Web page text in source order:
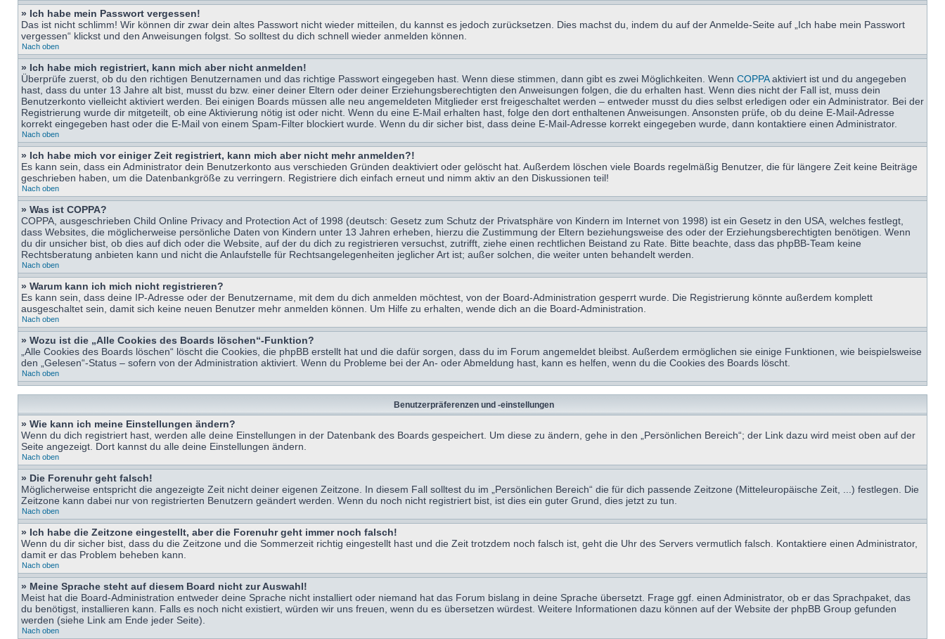
» Ich habe mein Passwort vergessen!
Das ist nicht schlimm! Wir können dir zwar dein altes Passwort nicht wieder mitteilen, du kannst es jedoch zurücksetzen. Dies machst du, indem du auf der Anmelde-Seite auf „Ich habe mein Passwort
vergessen“ klickst und den Anweisungen folgst. So solltest du dich schnell wieder anmelden können.
Nach oben
» Ich habe mich registriert, kann mich aber nicht anmelden!
Überprüfe zuerst, ob du den richtigen Benutzernamen und das richtige Passwort eingegeben hast. Wenn diese stimmen, dann gibt es zwei Möglichkeiten. Wenn COPPAaktiviert ist und du angegeben
hast, dass du unter 13 Jahre alt bist, musst du bzw. einer deiner Eltern oder deiner Erziehungsberechtigten den Anweisungen folgen, die du erhalten hast. Wenn dies nicht der Fall ist, muss dein
Benutzerkonto vielleicht aktiviert werden. Bei einigen Boards müssen alle neu angemeldeten Mitglieder erst freigeschaltet werden – entweder musst du dies selbst erledigen oder ein Administrator. Bei der
Registrierung wurde dir mitgeteilt, ob eine Aktivierung nötig ist oder nicht. Wenn du eine E-Mail erhalten hast, folge den dort enthaltenen Anweisungen. Ansonsten prüfe, ob du deine E-Mail-Adresse
korrekt eingegeben hast oder die E-Mail von einem Spam-Filter blockiert wurde. Wenn du dir sicher bist, dass deine E-Mail-Adresse korrekt eingegeben wurde, dann kontaktiere einen Administrator.
Nach oben
» Ich habe mich vor einiger Zeit registriert, kann mich aber nicht mehr anmelden?!
Es kann sein, dass ein Administrator dein Benutzerkonto aus verschieden Gründen deaktiviert oder gelöscht hat. Außerdem löschen viele Boards regelmäßig Benutzer, die für längere Zeit keine Beiträge
geschrieben haben, um die Datenbankgröße zu verringern. Registriere dich einfach erneut und nimm aktiv an den Diskussionen teil!
Nach oben
» Was ist COPPA?
COPPA, ausgeschrieben Child Online Privacy and Protection Act of 1998 (deutsch: Gesetz zum Schutz der Privatsphäre von Kindern im Internet von 1998) ist ein Gesetz in den USA, welches festlegt,
dass Websites, die möglicherweise persönliche Daten von Kindern unter 13 Jahren erheben, hierzu die Zustimmung der Eltern beziehungsweise des oder der Erziehungsberechtigten benötigen. Wenn
du dir unsicher bist, ob dies auf dich oder die Website, auf der du dich zu registrieren versuchst, zutrifft, ziehe einen rechtlichen Beistand zu Rate. Bitte beachte, dass das phpBB-Team keine
Rechtsberatung anbieten kann und nicht die Anlaufstelle für Rechtsangelegenheiten jeglicher Art ist; außer solchen, die weiter unten behandelt werden.
Nach oben
» Warum kann ich mich nicht registrieren?
Es kann sein, dass deine IP-Adresse oder der Benutzername, mit dem du dich anmelden möchtest, von der Board-Administration gesperrt wurde. Die Registrierung könnte außerdem komplett
ausgeschaltet sein, damit sich keine neuen Benutzer mehr anmelden können. Um Hilfe zu erhalten, wende dich an die Board-Administration.
Nach oben
» Wozu ist die „Alle Cookies des Boards löschen“-Funktion?
„Alle Cookies des Boards löschen“ löscht die Cookies, die phpBB erstellt hat und die dafür sorgen, dass du im Forum angemeldet bleibst. Außerdem ermöglichen sie einige Funktionen, wie beispielsweise
den „Gelesen“-Status – sofern von der Administration aktiviert. Wenn du Probleme bei der An- oder Abmeldung hast, kann es helfen, wenn du die Cookies des Boards löscht.
Nach oben
Benutzerpräferenzen und -einstellungen
» Wie kann ich meine Einstellungen ändern?
Wenn du dich registriert hast, werden alle deine Einstellungen in der Datenbank des Boards gespeichert. Um diese zu ändern, gehe in den „Persönlichen Bereich“; der Link dazu wird meist oben auf der
Seite angezeigt. Dort kannst du alle deine Einstellungen ändern.
Nach oben
» Die Forenuhr geht falsch!
Möglicherweise entspricht die angezeigte Zeit nicht deiner eigenen Zeitzone. In diesem Fall solltest du im „Persönlichen Bereich“ die für dich passende Zeitzone (Mitteleuropäische Zeit, ...) festlegen. Die
Zeitzone kann dabei nur von registrierten Benutzern geändert werden. Wenn du noch nicht registriert bist, ist dies ein guter Grund, dies jetzt zu tun.
Nach oben
» Ich habe die Zeitzone eingestellt, aber die Forenuhr geht immer noch falsch!
Wenn du dir sicher bist, dass du die Zeitzone und die Sommerzeit richtig eingestellt hast und die Zeit trotzdem noch falsch ist, geht die Uhr des Servers vermutlich falsch. Kontaktiere einen Administrator,
damit er das Problem beheben kann.
Nach oben
» Meine Sprache steht auf diesem Board nicht zur Auswahl!
Meist hat die Board-Administration entweder deine Sprache nicht installiert oder niemand hat das Forum bislang in deine Sprache übersetzt. Frage ggf. einen Administrator, ob er das Sprachpaket, das
du benötigst, installieren kann. Falls es noch nicht existiert, würden wir uns freuen, wenn du es übersetzen würdest. Weitere Informationen dazu können auf der Website der phpBB Group gefunden
werden (siehe Link am Ende jeder Seite).
Nach oben